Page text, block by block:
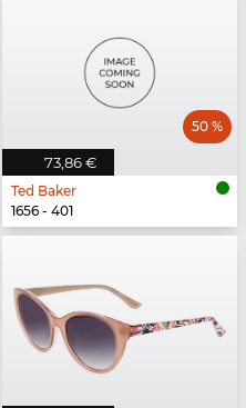
73,86 €
50 %
Ted Baker
1656 - 401